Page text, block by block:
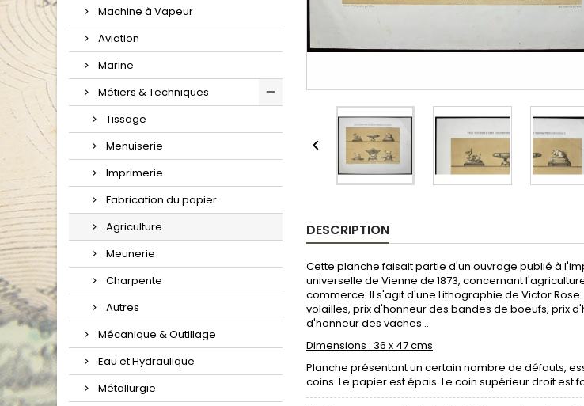
Machine à Vapeur
Aviation
Marine
Métiers & Techniques
Tissage
Menuiserie
Imprimerie
Fabrication du papier
Agriculture
Meunerie
Charpente
Autres
Mécanique & Outillage
Eau et Hydraulique
Métallurgie

DESCRIPTION
Cette planche faisait partie d'un ouvrage publié à
universelle de Vienne de 1873, concernant
commerce. Il s'agit d'une Lithographie de Victor
volailles, prix d'honneur des bandes de boeufs, prix
d'honneur des vaches ...
Dimensions : 36 x 47 cms
Planche présentant un certain nombre de défauts,
coins. Le papier est épais. Le coin supérieur droit est